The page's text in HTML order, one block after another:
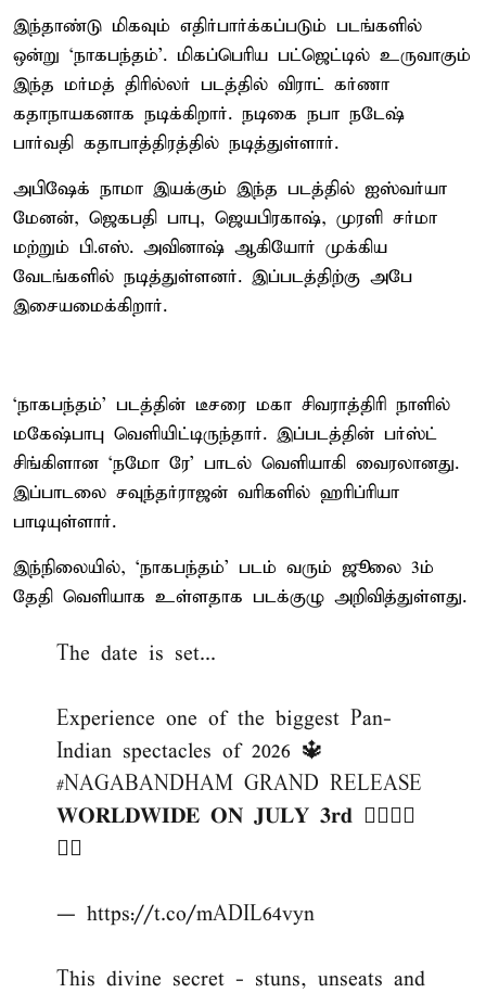
இந்தாண்டு மிகவும் எதிர்பார்க்கப்படும் படங்களில்
ஒன்று ‘நாகபந்தம்’. மிகப்பெரிய பட்ஜெட்டில் உருவாகும்
இந்த மர்மத் திரில்லர் படத்தில் விராட் கர்ணா
கதாநாயகனாக நடிக்கிறார். நடிகை நபா நடேஷ்
பார்வதி கதாபாத்திரத்தில் நடித்துள்ளார்.
அபிஷேக் நாமா இயக்கும் இந்த படத்தில் ஐஸ்வர்யா
மேனன், ஜெகபதி பாபு, ஜெயபிரகாஷ், முரளி சர்மா
மற்றும் பி.எஸ். அவினாஷ் ஆகியோர் முக்கிய
வேடங்களில் நடித்துள்ளனர். இப்படத்திற்கு அபே
இசையமைக்கிறார்.
‘நாகபந்தம்’ படத்தின் டீசரை மகா சிவராத்திரி நாளில்
மகேஷ்பாபு வெளியிட்டிருந்தார். இப்படத்தின் பர்ஸ்ட்
சிங்கிளான ‘நமோ ரே’ பாடல் வெளியாகி வைரலானது.
இப்பாடலை சவுந்தர்ராஜன் வரிகளில் ஹரிப்ரியா
பாடியுள்ளார்.
இந்நிலையில், ‘நாகபந்தம்’ படம் வரும் ஜூலை 3ம்
தேதி வெளியாக உள்ளதாக படக்குழு அறிவித்துள்ளது.
The date is set...
Experience one of the biggest Pan-
Indian spectacles of 2026 🔱
#NAGABANDHAM GRAND RELEASE
𝐖𝐎𝐑𝐋𝐃𝐖𝐈𝐃𝐄 𝐎𝐍 𝐉𝐔𝐋𝐘 𝟑𝐫𝐝 ❤️‍🔥❤️‍🔥
❤️‍🔥
— https://t.co/mADIL64vyn
This divine secret - stuns, unseats and